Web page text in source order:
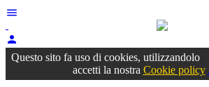
menu
person
Questo sito fa uso di cookies, utilizzandolo
accetti la nostra Cookie policy